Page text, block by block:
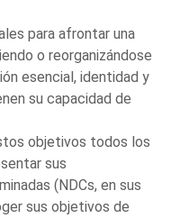
para afrontar una
o reorganizándose
esencial, identidad y
su capacidad de
objetivos todos los
sus
(NDCs, en sus
sus objetivos de